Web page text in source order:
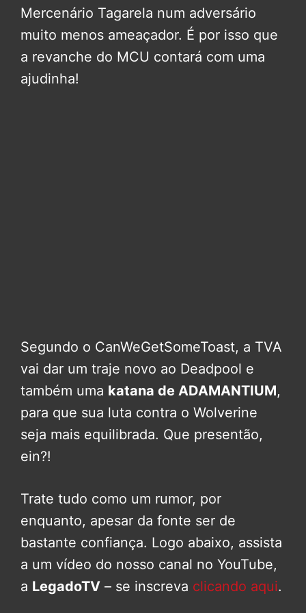
Mercenário Tagarela num adversário
muito menos ameaçador. É por isso que
a revanche do MCU contará com uma
ajudinha!
Segundo o CanWeGetSomeToast, a TVA
vai dar um traje novo ao Deadpool e
também uma katana de ADAMANTIUM,
para que sua luta contra o Wolverine
seja mais equilibrada. Que presentão,
ein?!
Trate tudo como um rumor, por
enquanto, apesar da fonte ser de
bastante confiança. Logo abaixo, assista
a um vídeo do nosso canal no YouTube,
a LegadoTV – se inscreva clicando aqui.